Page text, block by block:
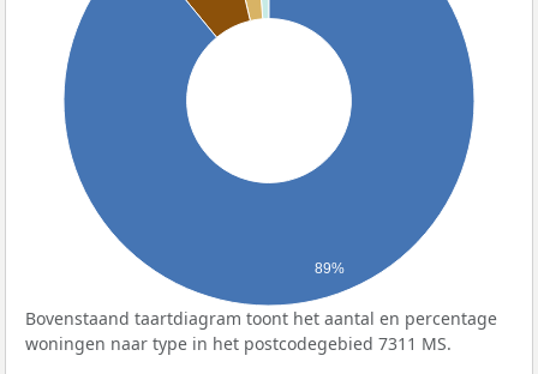
89%
Bovenstaand taartdiagram toont het aantal en percentage
woningen naar type in het postcodegebied 7311 MS.